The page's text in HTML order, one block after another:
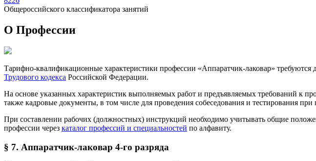
Общероссийского классификатора занятий
О Профеcсии
Тарифно-квалификационные характеристики профессии «Аппаратчик-лаковар» требуются
Трудового кодекса Российской Федерации.
На основе указанных характеристик выполняемых работ и предъявляемых требований к
также кадровые документы, в том числе для проведения собеседования и тестирования при
При составлении рабочих (должностных) инструкций необходимо учитывать общие
профессии через каталог профессий и специальностей по алфавиту.
§ 7. Аппаратчик-лаковар 4-го разряда